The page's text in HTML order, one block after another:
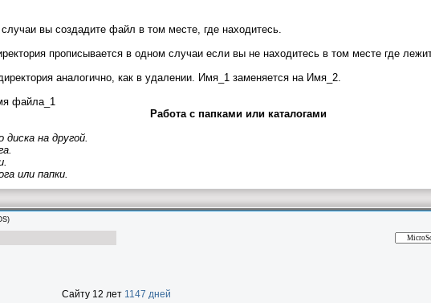
вы создадите файл в том месте, где находитесь.
прописывается в одном случаи если вы не находитесь в том месте где
аналогично, как в удалении. Имя_1 заменяется на Имя_2.
файла_1
Работа с папками или каталогами
диска на другой.
или папки.
Сайту 12 лет 1147 дней